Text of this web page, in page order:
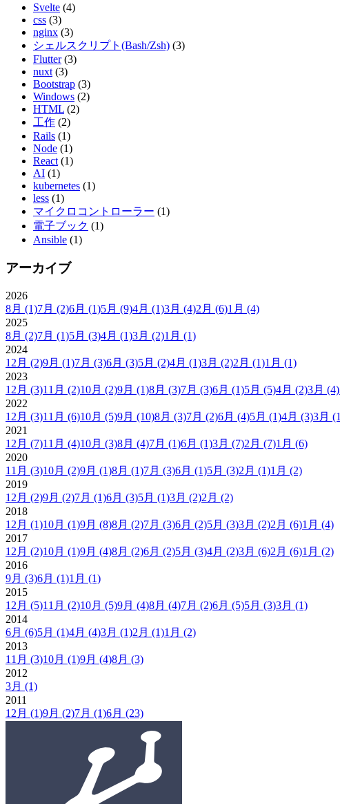
Svelte (4)
css (3)
nginx (3)
シェルスクリプト(Bash/Zsh) (3)
Flutter (3)
nuxt (3)
Bootstrap (3)
Windows (2)
HTML (2)
工作 (2)
Rails (1)
Node (1)
React (1)
AI (1)
kubernetes (1)
less (1)
マイクロコントローラー (1)
電子ブック (1)
Ansible (1)
アーカイブ
2026
8月 (1)7月 (2)6月 (1)5月 (9)4月 (1)3月 (4)2月 (6)1月 (4)
2025
8月 (2)7月 (1)5月 (3)4月 (1)3月 (2)1月 (1)
2024
12月 (2)9月 (1)7月 (3)6月 (3)5月 (2)4月 (1)3月 (2)2月 (1)1月 (1)
2023
12月 (3)11月 (2)10月 (2)9月 (1)8月 (3)7月 (3)6月 (1)5月 (5)4月 (2)3月 (4)
2022
12月 (3)11月 (6)10月 (5)9月 (10)8月 (3)7月 (2)6月 (4)5月 (1)4月 (3)3月
2021
12月 (7)11月 (4)10月 (3)8月 (4)7月 (1)6月 (1)3月 (7)2月 (7)1月 (6)
2020
11月 (3)10月 (2)9月 (1)8月 (1)7月 (3)6月 (1)5月 (3)2月 (1)1月 (2)
2019
12月 (2)9月 (2)7月 (1)6月 (3)5月 (1)3月 (2)2月 (2)
2018
12月 (1)10月 (1)9月 (8)8月 (2)7月 (3)6月 (2)5月 (3)3月 (2)2月 (6)1月 (4)
2017
12月 (2)10月 (1)9月 (4)8月 (2)6月 (2)5月 (3)4月 (2)3月 (6)2月 (6)1月 (2)
2016
9月 (3)6月 (1)1月 (1)
2015
12月 (5)11月 (2)10月 (5)9月 (4)8月 (4)7月 (2)6月 (5)5月 (3)3月 (1)
2014
6月 (6)5月 (1)4月 (4)3月 (1)2月 (1)1月 (2)
2013
11月 (3)10月 (1)9月 (4)8月 (3)
2012
3月 (1)
2011
12月 (1)9月 (2)7月 (1)6月 (23)